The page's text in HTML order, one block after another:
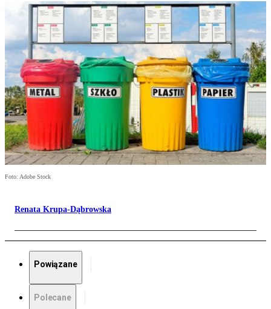
Foto: Adobe Stock
Renata Krupa-Dąbrowska
Powiązane
Polecane